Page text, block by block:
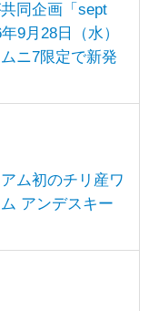
同企画「sept
9月28日（水）
ニ7限定で新発
ム初のチリ産ワ
アンデスキー